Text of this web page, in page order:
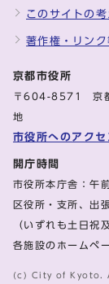
このサイトの考
著作権・リンク
京都市役所
〒604-8571 京都
地
市役所へのアクセ
開庁時間
市役所本庁舎：
区役所・支所、出
（いずれも土日祝
各施設のホームペ
(c) City of Kyoto.